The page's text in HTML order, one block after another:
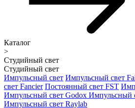
Каталог
>
Студийный свет
Студийный свет
Импульсный свет Импульсный свет
свет Fancier Постоянный свет FST
Импульсный свет Godox Импульсный
Импульсный свет Raylab